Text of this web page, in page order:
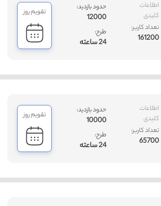
اطلاعات
کلیدی
تعداد کاربر:
161200
حدود بازدید:
12000
طرح:
24 ساعته
تقویم روز
اطلاعات
کلیدی
تعداد کاربر:
65700
حدود بازدید:
10000
طرح:
24 ساعته
تقویم روز